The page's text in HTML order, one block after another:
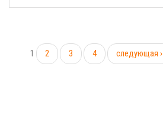
1 2 3 4 следующая ›